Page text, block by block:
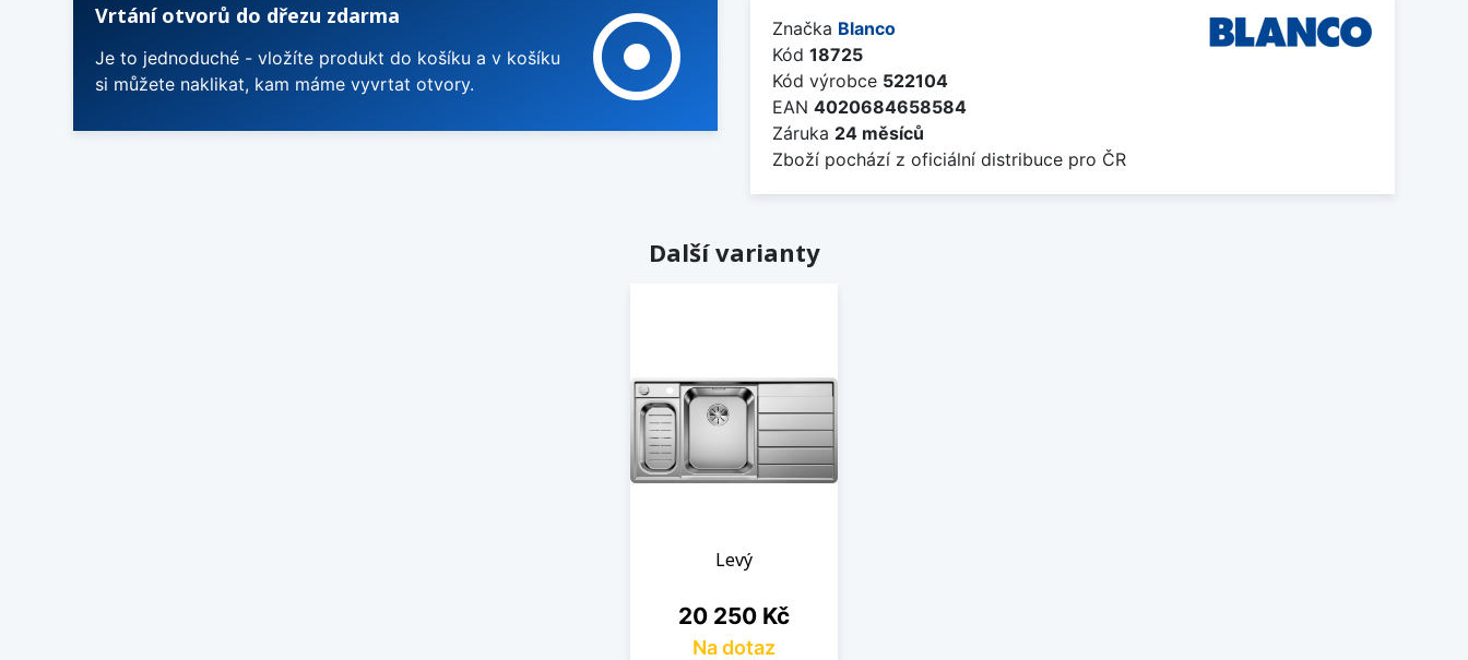
Vrtání otvorů do dřezu zdarma
Je to jednoduché - vložíte produkt do košíku a v košíku
si můžete naklikat, kam máme vyvrtat otvory.
adjust Značka Blanco
Kód 18725
Kód výrobce 522104
EAN 4020684658584
Záruka 24 měsíců
Zboží pochází z oficiální distribuce pro ČR
Další varianty
Levý
Cena
20 250 Kč
Na dotaz